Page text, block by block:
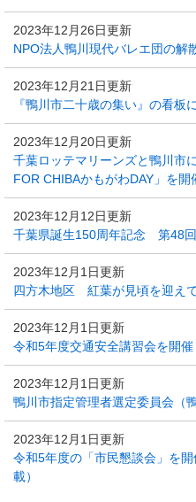
2023年12月26日更新
NPO法人鴨川現代バレエ団の解
2023年12月21日更新
『鴨川市二十歳の集い』の看板
2023年12月20日更新
千葉ロッテマリーンズと鴨川市
FOR CHIBAかもがわDAY」を開
2023年12月12日更新
千葉県誕生150周年記念 第48
2023年12月1日更新
四方木地区 紅葉が見頃を迎え
2023年12月1日更新
令和5年度交通安全講習会を開催
2023年12月1日更新
鴨川市指定管理者選定委員会（
2023年12月1日更新
令和5年度の「市民懇談会」を
載）